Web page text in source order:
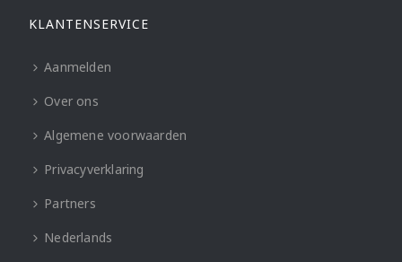
KLANTENSERVICE
Aanmelden
Over ons
Algemene voorwaarden
Privacyverklaring
Partners
Nederlands